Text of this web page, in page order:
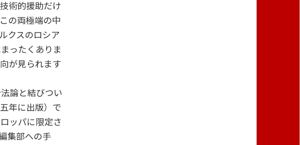
術的援助だけ
の両極端の中
クスのロシア
ったくありま
が見られます
論と結びつい
年に出版）で
ッパに限定さ
集部への手